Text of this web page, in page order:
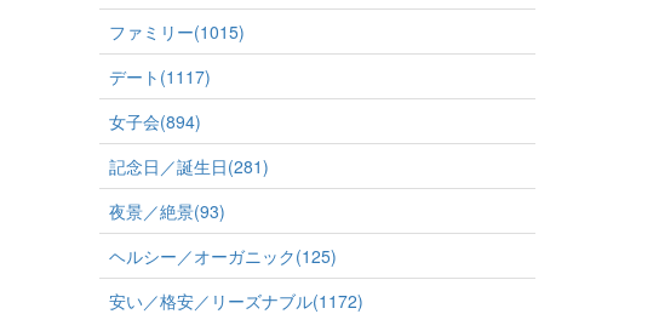
ファミリー(1015)
デート(1117)
女子会(894)
記念日／誕生日(281)
夜景／絶景(93)
ヘルシー／オーガニック(125)
安い／格安／リーズナブル(1172)